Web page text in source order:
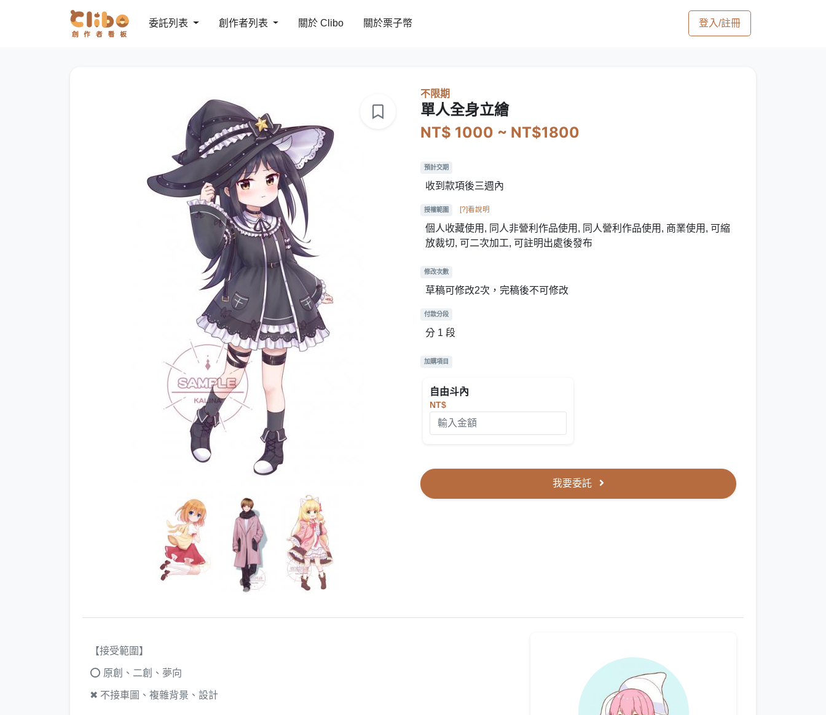
委託列表 創作者列表 關於 Clibo 關於栗子幣 登入/註冊
不限期
單人全身立繪
NT$ 1000 ~ NT$1800
預計交期
收到款項後三週內
授權範圍 [?]看說明
個人收藏使用, 同人非營利作品使用, 同人營利作品使用, 商業使用, 可縮
放裁切, 可二次加工, 可註明出處後發布
修改次數
草稿可修改2次，完稿後不可修改
付款分段
分 1 段
加購項目
自由斗內
NT$
我要委託
【接受範圍】
⭕ 原創、二創、夢向
✖ 不接車圖、複雜背景、設計